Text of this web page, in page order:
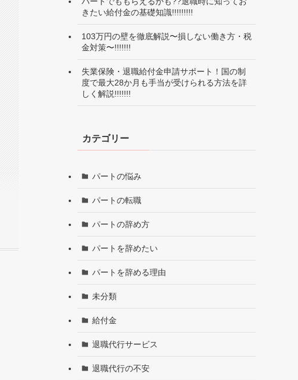
きたい給付金の基礎知識!!!!!!!!!
103万円の壁を徹底解説〜損しない働き方・税
金対策〜!!!!!!!
失業保険・退職給付金申請サポート！国の制
度で最大28か月も手当が受けられる方法を詳
しく解説!!!!!!!
カテゴリー
パートの悩み
パートの転職
パートの辞め方
パートを辞めたい
パートを辞める理由
未分類
給付金
退職代行サービス
退職代行の不安